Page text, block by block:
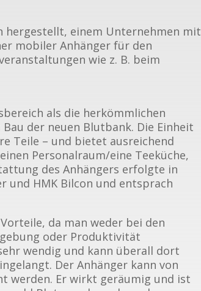
hergestellt, einem Unternehmen mit
mobiler Anhänger für den
wie z. B. beim
als die herkömmlichen
der neuen Blutbank. Die Einheit
Teile – und bietet ausreichend
Personalraum/eine Teeküche,
des Anhängers erfolgte in
und HMK Bilcon und entsprach
da man weder bei den
oder Produktivität
wendig und kann überall dort
Der Anhänger kann von
werden. Er wirkt geräumig und ist